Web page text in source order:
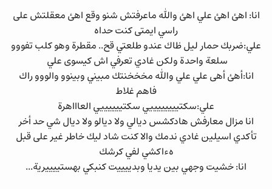
انا: اهئ اهئ علي اهئ والله ماعرفتش شنو وقع اهئ معقلتش على
راسي ايمتى كنت حداه
علي:ضربك حمار ليل ظاك عندو طلعتي قح.. مقطرة وهو كلب تفووو
سلعة واحدة ولكن غادي تعرفي اش كيسوى علي
انا:أهئ أهى علي علي والله مخخخنتك مبيني وبينوو والووو راك
فاهم غلاط
علي:سكتييييييييي سكتييييييي العاااهرة
انا مزال معارفش هادكشس ديالي ولا ديالو ولا ديال شي حد أخر
تأكدي اسيلين غادي ندمك والا كنت شاد ليك خاطر غير على قبل
هءاكشي لفي كرشك
انا: خشيت وجهي بين يديا وبدييييت كنبكي بهستييييرية...